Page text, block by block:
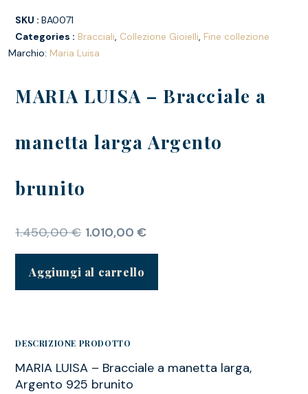
SKU :BA0071
Categories : Bracciali, Collezione Gioielli, Fine collezione
Marchio: Maria Luisa
MARIA LUISA – Bracciale a
manetta larga Argento
brunito
1.450,00€ 1.010,00€
Aggiungi al carrello
DESCRIZIONE PRODOTTO
MARIA LUISA – Bracciale a manetta larga,
Argento 925 brunito